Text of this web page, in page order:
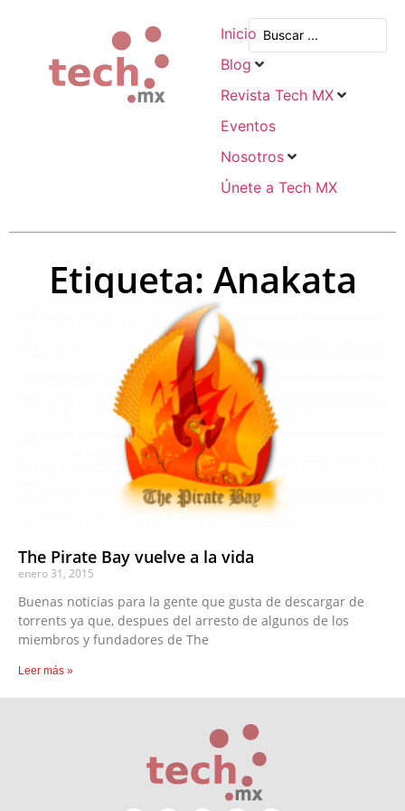
Inicio
Blog
Revista Tech MX
Eventos
Nosotros
Únete a Tech MX
Etiqueta: Anakata
The Pirate Bay vuelve a la vida
enero 31, 2015
Buenas noticias para la gente que gusta de descargar de
torrents ya que, despues del arresto de algunos de los
miembros y fundadores de The
Leer más »